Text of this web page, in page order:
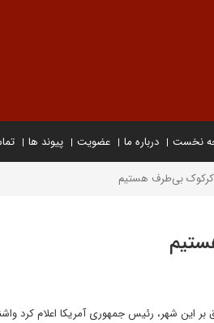
نخست درباره ما عضویت پیوند ها
کرکوک بی‌طرف هستیم
این شهر، رئیس جمهوری آمریکا اعلام کرد